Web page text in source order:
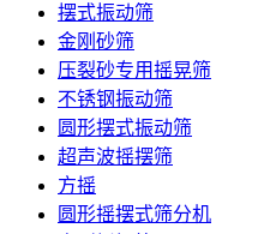
摆式振动筛
金刚砂筛
压裂砂专用摇晃筛
不锈钢振动筛
圆形摆式振动筛
超声波摇摆筛
方摇
圆形摇摆式筛分机